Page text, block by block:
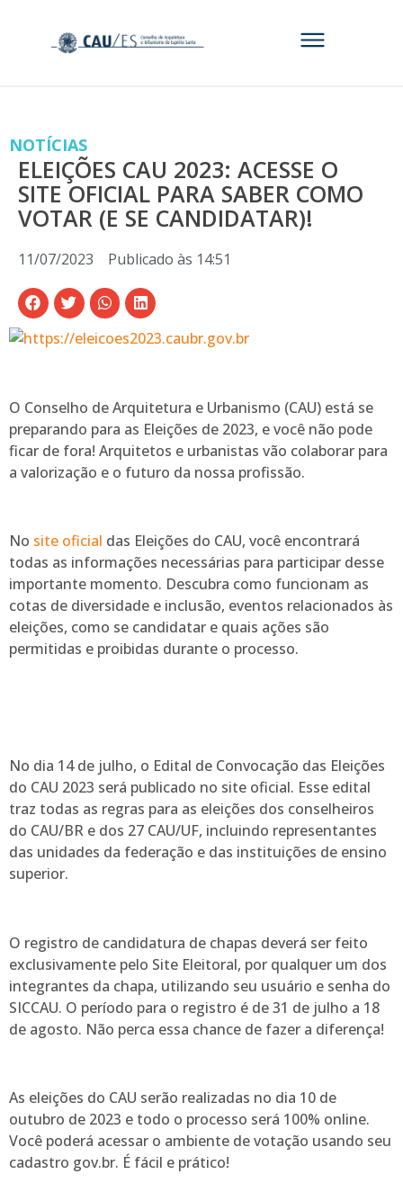
NOTÍCIAS
ELEIÇÕES CAU 2023: ACESSE O
SITE OFICIAL PARA SABER COMO
VOTAR (E SE CANDIDATAR)!
11/07/2023 Publicado às 14:51
O Conselho de Arquitetura e Urbanismo (CAU) está se
preparando para as Eleições de 2023, e você não pode
ficar de fora! Arquitetos e urbanistas vão colaborar para
a valorização e o futuro da nossa profissão.
No site oficial das Eleições do CAU, você encontrará
todas as informações necessárias para participar desse
importante momento. Descubra como funcionam as
cotas de diversidade e inclusão, eventos relacionados às
eleições, como se candidatar e quais ações são
permitidas e proibidas durante o processo.
No dia 14 de julho, o Edital de Convocação das Eleições
do CAU 2023 será publicado no site oficial. Esse edital
traz todas as regras para as eleições dos conselheiros
do CAU/BR e dos 27 CAU/UF, incluindo representantes
das unidades da federação e das instituições de ensino
superior.
O registro de candidatura de chapas deverá ser feito
exclusivamente pelo Site Eleitoral, por qualquer um dos
integrantes da chapa, utilizando seu usuário e senha do
SICCAU. O período para o registro é de 31 de julho a 18
de agosto. Não perca essa chance de fazer a diferença!
As eleições do CAU serão realizadas no dia 10 de
outubro de 2023 e todo o processo será 100% online.
Você poderá acessar o ambiente de votação usando seu
cadastro gov.br. É fácil e prático!